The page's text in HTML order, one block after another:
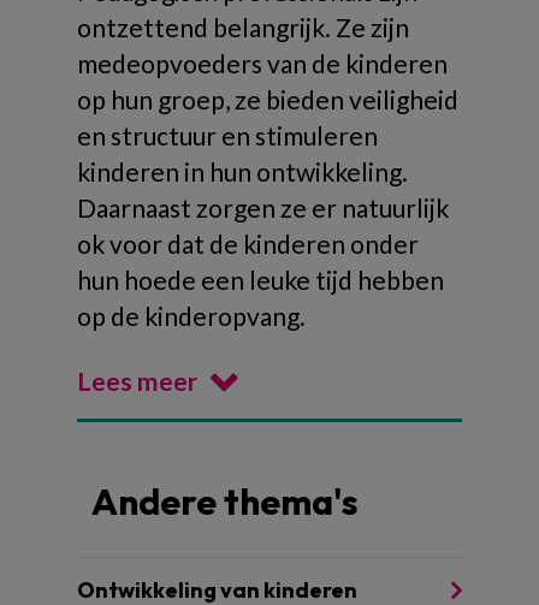
ontzettend belangrijk. Ze zijn
medeopvoeders van de kinderen
op hun groep, ze bieden veiligheid
en structuur en stimuleren
kinderen in hun ontwikkeling.
Daarnaast zorgen ze er natuurlijk
ok voor dat de kinderen onder
hun hoede een leuke tijd hebben
op de kinderopvang.
Lees meer
Andere thema's
Ontwikkeling van kinderen